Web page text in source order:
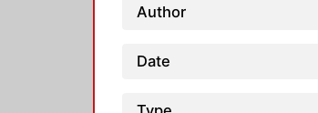
Author
Date